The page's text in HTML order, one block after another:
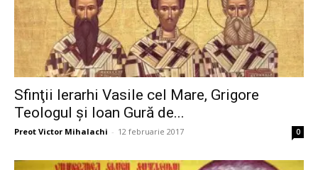
Sfinţii Ierarhi Vasile cel Mare, Grigore
Teologul şi Ioan Gură de...
Preot Victor Mihalachi - 12 februarie 2017 0